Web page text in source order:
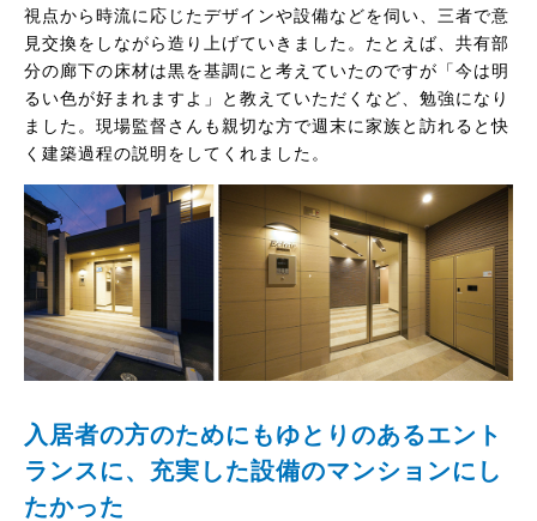
視点から時流に応じたデザインや設備などを伺い、三者で意
見交換をしながら造り上げていきました。たとえば、共有部
分の廊下の床材は黒を基調にと考えていたのですが「今は明
るい色が好まれますよ」と教えていただくなど、勉強になり
ました。現場監督さんも親切な方で週末に家族と訪れると快
く建築過程の説明をしてくれました。
入居者の方のためにもゆとりのあるエント
ランスに、充実した設備のマンションにし
たかった